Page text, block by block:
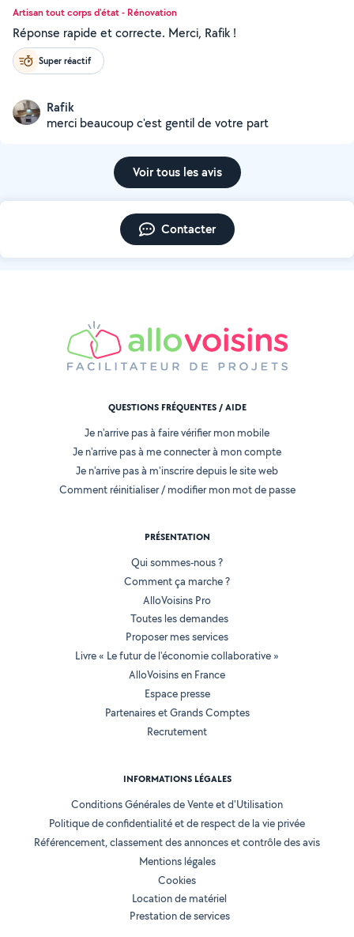
Artisan tout corps d'état - Rénovation
Réponse rapide et correcte. Merci, Rafik !
Super réactif
Rafik
merci beaucoup c'est gentil de votre part
Voir tous les avis
Contacter
QUESTIONS FRÉQUENTES / AIDE
Je n'arrive pas à faire vérifier mon mobile
Je n'arrive pas à me connecter à mon compte
Je n'arrive pas à m'inscrire depuis le site web
Comment réinitialiser / modifier mon mot de passe
PRÉSENTATION
Qui sommes-nous ?
Comment ça marche ?
AlloVoisins Pro
Toutes les demandes
Proposer mes services
Livre « Le futur de l'économie collaborative »
AlloVoisins en France
Espace presse
Partenaires et Grands Comptes
Recrutement
INFORMATIONS LÉGALES
Conditions Générales de Vente et d'Utilisation
Politique de confidentialité et de respect de la vie privée
Référencement, classement des annonces et contrôle des avis
Mentions légales
Cookies
Location de matériel
Prestation de services